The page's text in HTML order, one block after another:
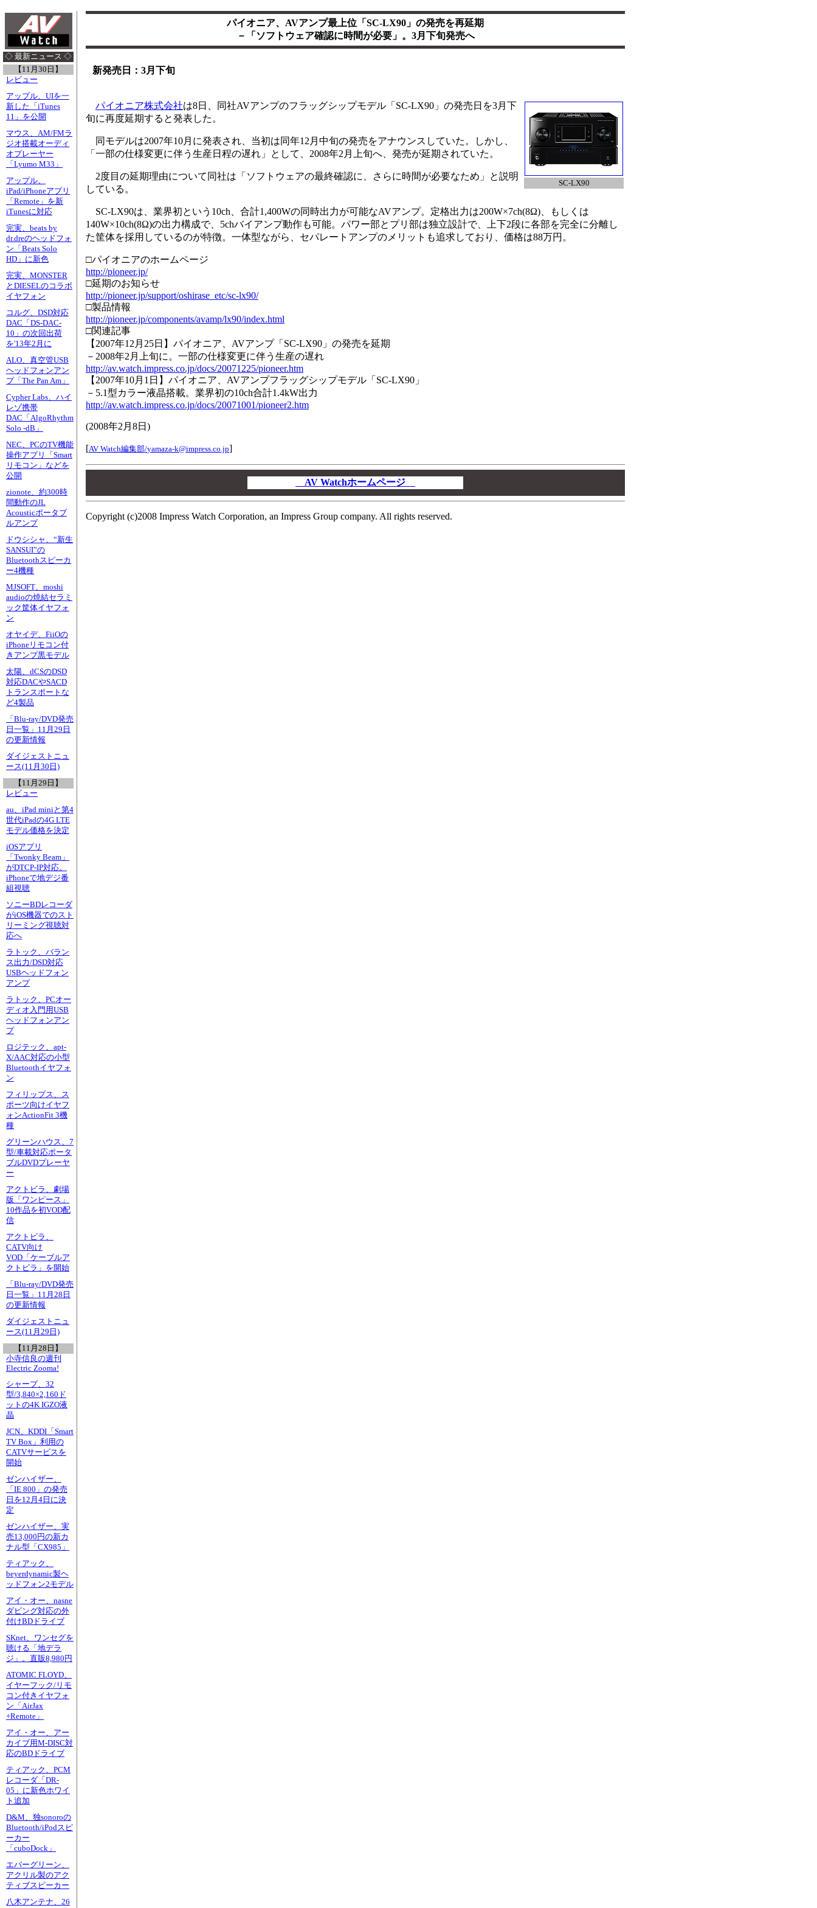
◇ 最新ニュース ◇
【11月30日】
レビュー
アップル、UIを一
新した「iTunes
11」を公開
マウス、AM/FMラ
ジオ搭載オーディ
オプレーヤー
「Lyumo M33」
アップル、
iPad/iPhoneアプリ
「Remote」を新
iTunesに対応
完実、beats by
dr.dreのヘッドフォ
ン「Beats Solo
HD」に新色
完実、MONSTER
とDIESELのコラボ
イヤフォン
コルグ、DSD対応
DAC「DS-DAC-
10」の次回出荷
を'13年2月に
ALO、真空管USB
ヘッドフォンアン
プ「The Pan Am」
Cypher Labs、ハイ
レゾ携帯
DAC「AlgoRhythm
Solo -dB」
NEC、PCのTV機能
操作アプリ「Smart
リモコン」などを
公開
zionote、約300時
間動作のJL
Acousticポータブ
ルアンプ
ドウシシャ、“新生
SANSUI”の
Bluetoothスピーカ
ー4機種
MJSOFT、moshi
audioの焼結セラミ
ック筐体イヤフォ
ン
オヤイデ、FiiOの
iPhoneリモコン付
きアンプ黒モデル
太陽、dCSのDSD
対応DACやSACD
トランスポートな
ど4製品
「Blu-ray/DVD発売
日一覧」11月29日
の更新情報
ダイジェストニュ
ース(11月30日)
【11月29日】
レビュー
au、iPad miniと第4
世代iPadの4G LTE
モデル価格を決定
iOSアプリ
「Twonky Beam」
がDTCP-IP対応。
iPhoneで地デジ番
組視聴
ソニーBDレコーダ
がiOS機器でのスト
リーミング視聴対
応へ
ラトック、バラン
ス出力/DSD対応
USBヘッドフォン
アンプ
ラトック、PCオー
ディオ入門用USB
ヘッドフォンアン
プ
ロジテック、apt-
X/AAC対応の小型
Bluetoothイヤフォ
ン
フィリップス、ス
ポーツ向けイヤフ
ォンActionFit 3機
種
グリーンハウス、7
型/車載対応ポータ
ブルDVDプレーヤ
ー
アクトビラ、劇場
版「ワンピース」
10作品を初VOD配
信
アクトビラ、
CATV向け
VOD「ケーブルア
クトビラ」を開始
「Blu-ray/DVD発売
日一覧」11月28日
の更新情報
ダイジェストニュ
ース(11月29日)
【11月28日】
小寺信良の週刊
Electric Zooma!
シャープ、32
型/3,840×2,160ド
ットの4K IGZO液
晶
JCN、KDDI「Smart
TV Box」利用の
CATVサービスを
開始
ゼンハイザー、
「IE 800」の発売
日を12月4日に決
定
ゼンハイザー、実
売13,000円の新カ
ナル型「CX985」
ティアック、
beyerdynamic製ヘ
ッドフォン2モデル
アイ・オー、nasne
ダビング対応の外
付けBDドライブ
SKnet、ワンセグを
聴ける「地デラ
ジ」。直販8,980円
ATOMIC FLOYD、
イヤーフック/リモ
コン付きイヤフォ
ン「AirJax
+Remote」
アイ・オー、アー
カイブ用M-DISC対
応のBDドライブ
ティアック、PCM
レコーダ「DR-
05」に新色ホワイ
ト追加
D&M、独sonoroの
Bluetooth/iPodスピ
ーカー
「cuboDock」
エバーグリーン、
アクリル製のアク
ティブスピーカー
八木アンテナ、26
パイオニア、AVアンプ最上位「SC-LX90」の発売を再延期
－「ソフトウェア確認に時間が必要」。3月下旬発売へ
新発売日：3月下旬
SC-LX90
パイオニア株式会社は8日、同社AVアンプのフラッグシップモデル「SC-LX90」の発売日を3月下
旬に再度延期すると発表した。
同モデルは2007年10月に発表され、当初は同年12月中旬の発売をアナウンスしていた。しかし、
「一部の仕様変更に伴う生産日程の遅れ」として、2008年2月上旬へ、発売が延期されていた。
2度目の延期理由について同社は「ソフトウェアの最終確認に、さらに時間が必要なため」と説明
している。
SC-LX90は、業界初という10ch、合計1,400Wの同時出力が可能なAVアンプ。定格出力は200W×7ch(8Ω)、もしくは
140W×10ch(8Ω)の出力構成で、5chバイアンプ動作も可能。パワー部とプリ部は独立設計で、上下2段に各部を完全に分離し
た筐体を採用しているのが特徴。一体型ながら、セパレートアンプのメリットも追求しており、価格は88万円。
□パイオニアのホームページ
http://pioneer.jp/
□延期のお知らせ
http://pioneer.jp/support/oshirase_etc/sc-lx90/
□製品情報
http://pioneer.jp/components/avamp/lx90/index.html
□関連記事
【2007年12月25日】パイオニア、AVアンプ「SC-LX90」の発売を延期
－2008年2月上旬に。一部の仕様変更に伴う生産の遅れ
http://av.watch.impress.co.jp/docs/20071225/pioneer.htm
【2007年10月1日】パイオニア、AVアンプフラッグシップモデル「SC-LX90」
－5.1型カラー液晶搭載。業界初の10ch合計1.4kW出力
http://av.watch.impress.co.jp/docs/20071001/pioneer2.htm
(2008年2月8日 )
[AV Watch編集部/yamaza-k@impress.co.jp]
AV Watchホームページ
Copyright (c)2008 Impress Watch Corporation, an Impress Group company. All rights reserved.